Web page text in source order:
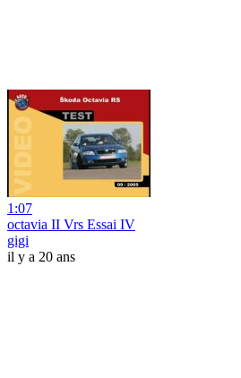
1:07
octavia II Vrs Essai IV
gigi
il y a 20 ans